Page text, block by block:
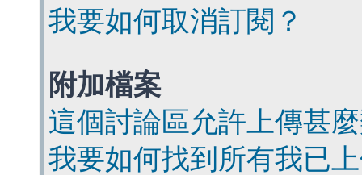
我要如何取消訂閱？
附加檔案
這個討論區允許上傳甚
我要如何找到所有我已